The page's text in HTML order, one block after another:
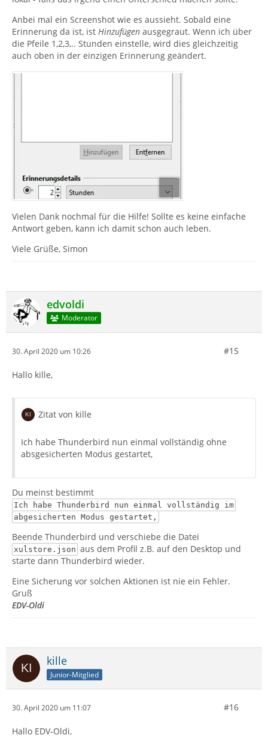
Anbei mal ein Screenshot wie es aussieht. Sobald eine
Erinnerung da ist, ist Hinzufügen ausgegraut. Wenn ich über
die Pfeile 1,2,3,.. Stunden einstelle, wird dies gleichzeitig
auch oben in der einzigen Erinnerung geändert.
Vielen Dank nochmal für die Hilfe! Sollte es keine einfache
Antwort geben, kann ich damit schon auch leben.
Viele Grüße, Simon
edvoldi
Moderator
30. April 2020 um 10:26 #15
Hallo kille,
Zitat von kille
Ich habe Thunderbird nun einmal vollständig ohne
absgesicherten Modus gestartet,
Du meinst bestimmt
Ich habe Thunderbird nun einmal vollständig im
abgesicherten Modus gestartet,
Beende Thunderbird und verschiebe die Datei
xulstore.json aus dem Profil z.B. auf den Desktop und
starte dann Thunderbird wieder.
Eine Sicherung vor solchen Aktionen ist nie ein Fehler.
Gruß
EDV-Oldi
kille
Junior-Mitglied
30. April 2020 um 11:07 #16
Hallo EDV-Oldi,